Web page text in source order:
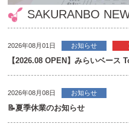
SAKURANBO
2026年08月01日 お知らせ
【2026.08 OPEN】みらいベー
2026年08月08日 お知らせ
📝夏季休業のお知らせ